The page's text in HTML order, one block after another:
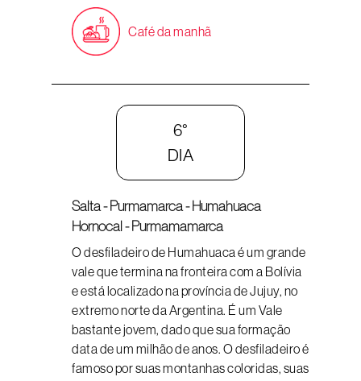
Café da manhã
6°
DIA
Salta - Purmamarca - Humahuaca
Hornocal - Purmamamarca
O desfiladeiro de Humahuaca é um grande
vale que termina na fronteira com a Bolívia
e está localizado na província de Jujuy, no
extremo norte da Argentina. É um Vale
bastante jovem, dado que sua formação
data de um milhão de anos. O desfiladeiro é
famoso por suas montanhas coloridas, suas